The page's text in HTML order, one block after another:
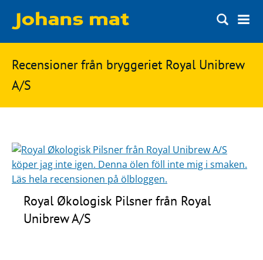
Matbloggen
Innertemperaturer
Ingredienser
Matsnack
Ölbloggen
Ölsnack
Topplistan
Bryggerier
Ölstilar
Sök
på
Johans
Sök
efter:
Recensioner från bryggeriet Royal Unibrew
A/S
Royal Økologisk Pilsner från Royal
Unibrew A/S